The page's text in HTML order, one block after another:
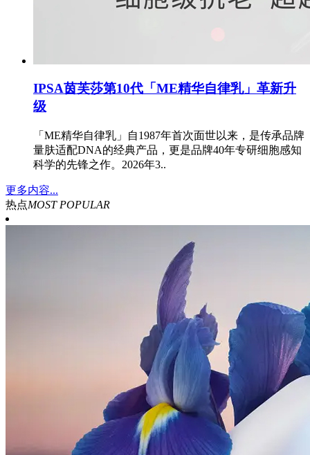
IPSA茵芙莎第10代「ME精华自律乳」革新升
级
「ME精华自律乳」自1987年首次面世以来，是传承品牌
量肤适配DNA的经典产品，更是品牌40年专研细胞感知
科学的先锋之作。2026年3..
更多内容...
热点MOST POPULAR